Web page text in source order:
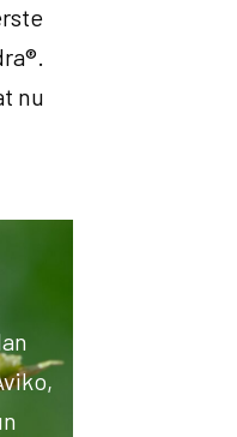
nu